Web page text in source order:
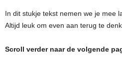
In dit stukje tekst nemen we je mee
Altijd leuk om even aan terug te
Scroll verder naar de volgende